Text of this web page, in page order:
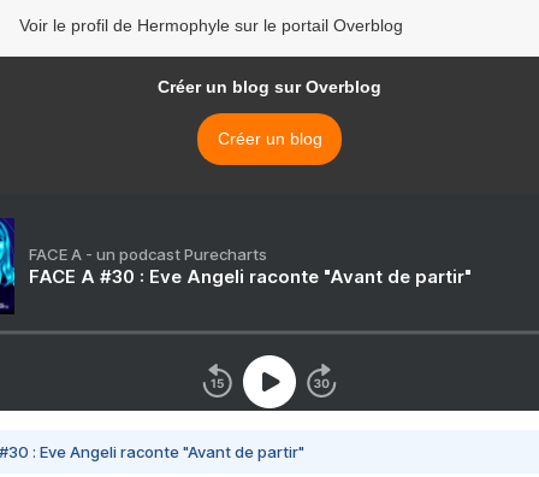
Voir le profil de Hermophyle sur le portail Overblog
Créer un blog sur Overblog
Créer un blog
FACE A - un podcast Purecharts
FACE A #30 : Eve Angeli raconte "Avant de partir"
#30 : Eve Angeli raconte "Avant de partir"